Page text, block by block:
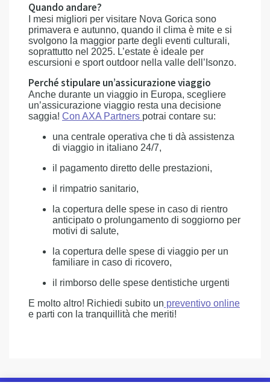
Quando andare?
I mesi migliori per visitare Nova Gorica sono
primavera e autunno, quando il clima è mite e si
svolgono la maggior parte degli eventi culturali,
soprattutto nel 2025. L’estate è ideale per
escursioni e sport outdoor nella valle dell’Isonzo.
Perché stipulare un’assicurazione viaggio
Anche durante un viaggio in Europa, scegliere
un’assicurazione viaggio resta una decisione
saggia! Con AXA Partners potrai contare su:
una centrale operativa che ti dà assistenza
di viaggio in italiano 24/7,
il pagamento diretto delle prestazioni,
il rimpatrio sanitario,
la copertura delle spese in caso di rientro
anticipato o prolungamento di soggiorno per
motivi di salute,
la copertura delle spese di viaggio per un
familiare in caso di ricovero,
il rimborso delle spese dentistiche urgenti
E molto altro! Richiedi subito un preventivo online
e parti con la tranquillità che meriti!